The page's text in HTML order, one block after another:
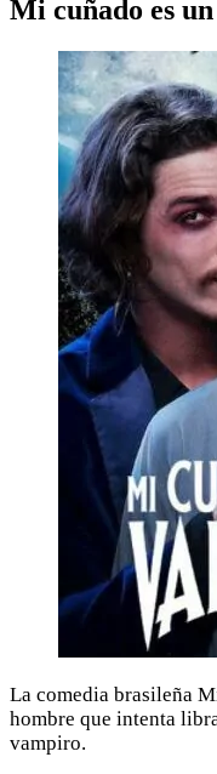
Mi cuñado es
La comedia brasileña
hombre que intenta
vampiro.